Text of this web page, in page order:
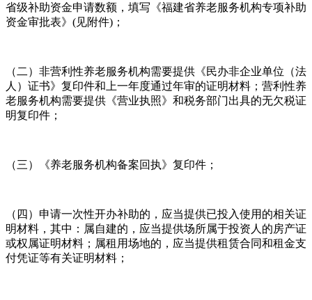
省级补助资金申请数额，填写《福建省养老服务机构专项补助
资金审批表》(见附件)；
（二）非营利性养老服务机构需要提供《民办非企业单位（法
人）证书》复印件和上一年度通过年审的证明材料；营利性养
老服务机构需要提供《营业执照》和税务部门出具的无欠税证
明复印件；
（三）《养老服务机构备案回执》复印件；
（四）申请一次性开办补助的，应当提供已投入使用的相关证
明材料，其中：属自建的，应当提供场所属于投资人的房产证
或权属证明材料；属租用场地的，应当提供租赁合同和租金支
付凭证等有关证明材料；